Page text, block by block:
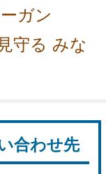
ガン
守る みな
合わせ先